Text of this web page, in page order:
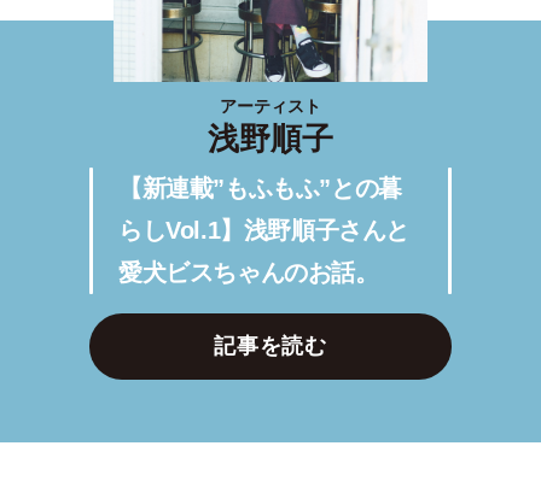
アーティスト
浅野順子
【新連載”もふもふ”との暮
らしVol.1】浅野順子さんと
愛犬ビスちゃんのお話。
記事を読む